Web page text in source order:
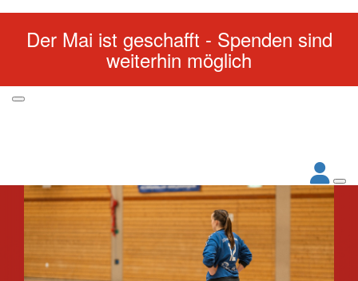
Der Mai ist geschafft - Spenden sind
weiterhin möglich